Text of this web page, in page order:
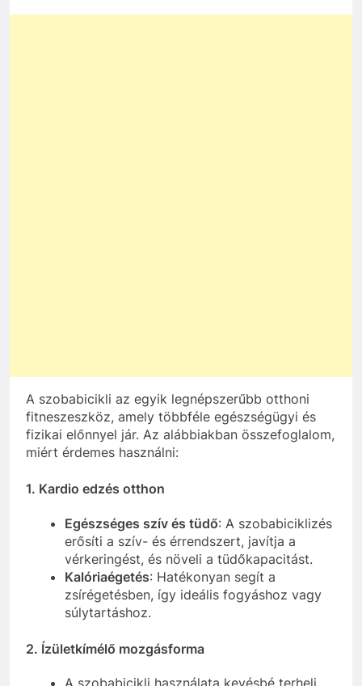
A szobabicikli az egyik legnépszerűbb otthoni
fitneszeszköz, amely többféle egészségügyi és
fizikai előnnyel jár. Az alábbiakban összefoglalom,
miért érdemes használni:
1. Kardio edzés otthon
Egészséges szív és tüdő: A szobabiciklizés
erősíti a szív- és érrendszert, javítja a
vérkeringést, és növeli a tüdőkapacitást.
Kalóriaégetés: Hatékonyan segít a
zsírégetésben, így ideális fogyáshoz vagy
súlytartáshoz.
2. Ízületkímélő mozgásforma
A szobabicikli használata kevésbé terheli